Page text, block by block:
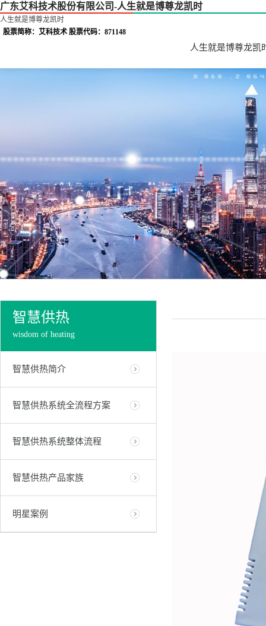
广东艾科技术股份有限公司-人生就是博尊龙凯时
人生就是博尊龙凯时
股票简称：艾科技术 股票代码：871148
人生就是博尊龙凯
智慧供热
wisdom of heating
智慧供热简介
智慧供热系统全流程方案
智慧供热系统整体流程
智慧供热产品家族
明星案例